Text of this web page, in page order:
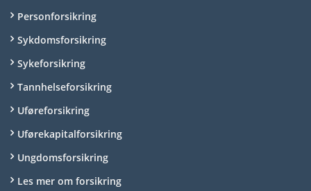
Personforsikring
Sykdomsforsikring
Sykeforsikring
Tannhelseforsikring
Uføreforsikring
Uførekapitalforsikring
Ungdomsforsikring
Les mer om forsikring